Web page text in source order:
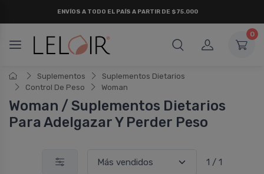
ENVÍOS A TODO EL PAÍS A PARTIR DE $75.000
0
Suplementos
Suplementos Dietarios
Control De Peso
Woman
Woman / Suplementos Dietarios
Para Adelgazar Y Perder Peso
1 / 1